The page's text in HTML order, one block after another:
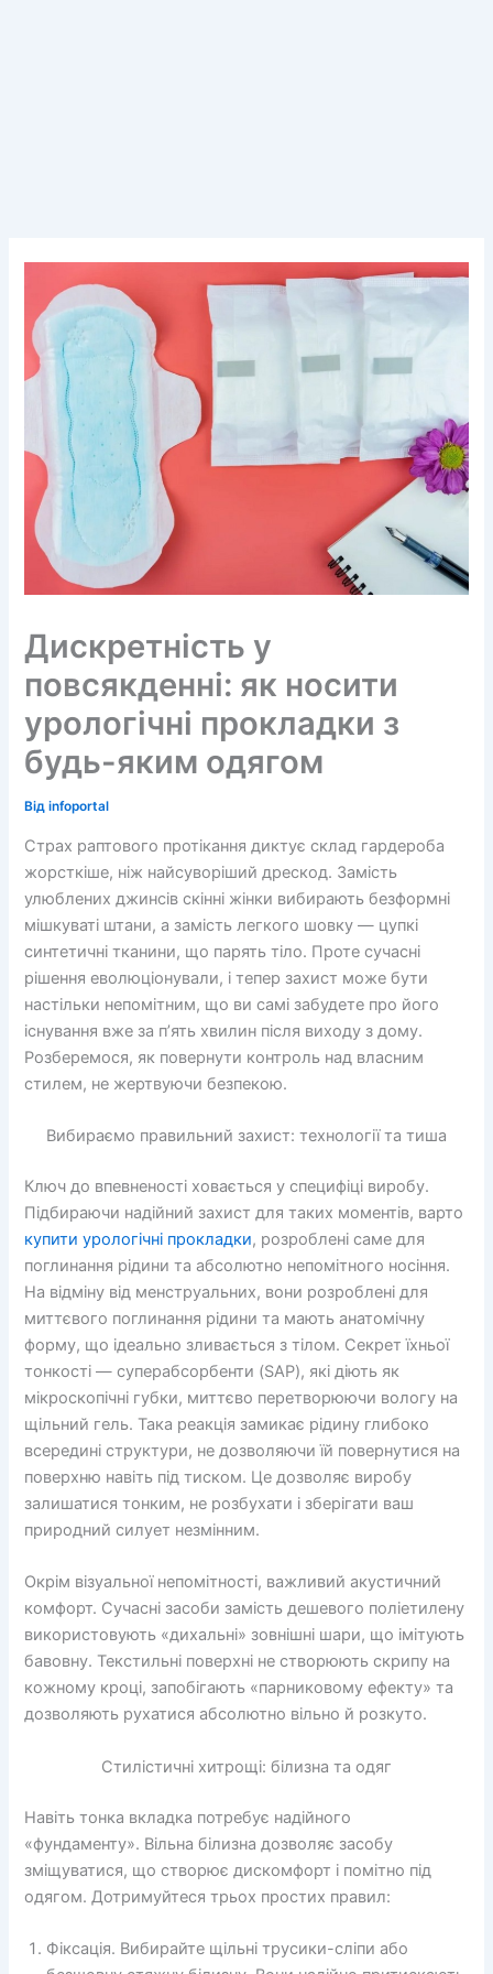
Дискретність у
повсякденні: як носити
урологічні прокладки з
будь-яким одягом
Відinfoportal
Страх раптового протікання диктує склад гардероба
жорсткіше, ніж найсуворіший дрескод. Замість
улюблених джинсів скінні жінки вибирають безформні
мішкуваті штани, а замість легкого шовку — цупкі
синтетичні тканини, що парять тіло. Проте сучасні
рішення еволюціонували, і тепер захист може бути
настільки непомітним, що ви самі забудете про його
існування вже за п’ять хвилин після виходу з дому.
Розберемося, як повернути контроль над власним
стилем, не жертвуючи безпекою.
Вибираємо правильний захист: технології та тиша
Ключ до впевненості ховається у специфіці виробу.
Підбираючи надійний захист для таких моментів, варто
купити урологічні прокладки, розроблені саме для
поглинання рідини та абсолютно непомітного носіння.
На відміну від менструальних, вони розроблені для
миттєвого поглинання рідини та мають анатомічну
форму, що ідеально зливається з тілом. Секрет їхньої
тонкості — суперабсорбенти (SAP), які діють як
мікроскопічні губки, миттєво перетворюючи вологу на
щільний гель. Така реакція замикає рідину глибоко
всередині структури, не дозволяючи їй повернутися на
поверхню навіть під тиском. Це дозволяє виробу
залишатися тонким, не розбухати і зберігати ваш
природний силует незмінним.
Окрім візуальної непомітності, важливий акустичний
комфорт. Сучасні засоби замість дешевого поліетилену
використовують «дихальні» зовнішні шари, що імітують
бавовну. Текстильні поверхні не створюють скрипу на
кожному кроці, запобігають «парниковому ефекту» та
дозволяють рухатися абсолютно вільно й розкуто.
Стилістичні хитрощі: білизна та одяг
Навіть тонка вкладка потребує надійного
«фундаменту». Вільна білизна дозволяє засобу
зміщуватися, що створює дискомфорт і помітно під
одягом. Дотримуйтеся трьох простих правил:
Фіксація. Вибирайте щільні трусики-сліпи або